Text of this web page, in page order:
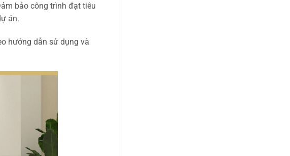
bảo công trình đạt tiêu
án.
hướng dẫn sử dụng và